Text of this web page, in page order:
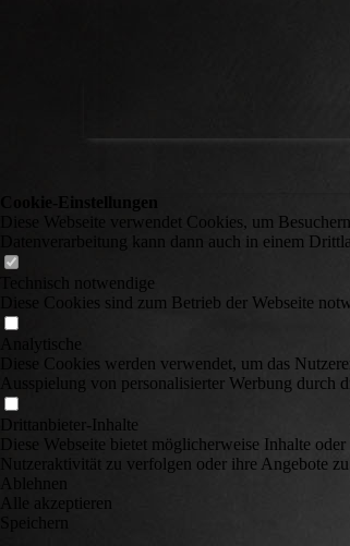
Cookie-Einstellungen
Diese Webseite verwendet Cookies, um
Datenverarbeitung kann dann auch in einem
Technisch notwendige
Diese Cookies sind zum Betrieb der Webseite
Analytische
Diese Cookies werden verwendet, um das
Ausspielung von personalisierter Werbung
Drittanbieter-Inhalte
Diese Webseite bietet möglicherweise Inhalte
Nutzeraktivität zu verfolgen oder ihre Angebote
Ablehnen
Alle akzeptieren
Speichern